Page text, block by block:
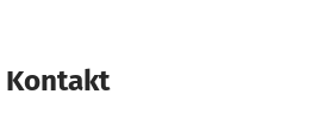
Kontakt